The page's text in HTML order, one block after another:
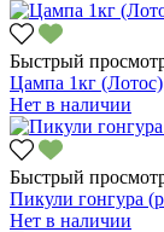
Быстрый
Цампа 1кг (Лотос)
Нет в наличии
Быстрый
Пикули гонгура
Нет в наличии